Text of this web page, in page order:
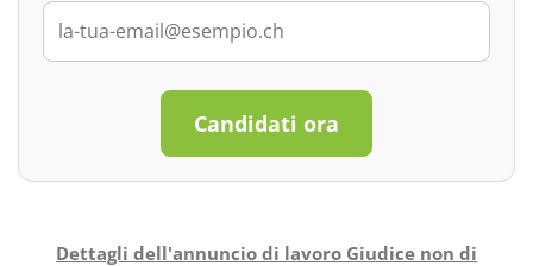
Candidati ora
Dettagli dell'annuncio di lavoro Giudice non di